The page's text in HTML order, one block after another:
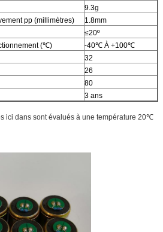
9.3g
pp (millimètres)
1.8mm
≤20º
(℃)
-40℃ À +100℃
32
26
80
3 ans
ici dans sont évalués à une température 20℃